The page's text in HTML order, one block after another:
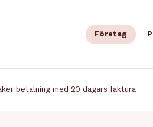
Företag
betalning med 20 dagars faktura